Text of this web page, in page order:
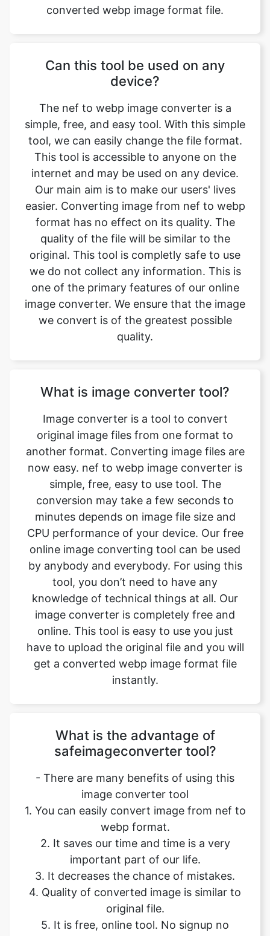
Can this tool be used on any
The nef to webp image converter is a
simple, free, and easy tool. With this simple
tool, we can easily change the file format.
This tool is accessible to anyone on the
internet and may be used on any device.
Our main aim is to make our users' lives
easier. Converting image from nef to webp
format has no effect on its quality. The
quality of the file will be similar to the
original. This tool is completly safe to use
we do not collect any information. This is
one of the primary features of our online
image converter. We ensure that the image
we convert is of the greatest possible
quality.
What is image converter tool?
original image files from one format to
another format. Converting image files are
now easy. nef to webp image converter is
simple, free, easy to use tool. The
conversion may take a few seconds to
minutes depends on image file size and
CPU performance of your device. Our free
online image converting tool can be used
by anybody and everybody. For using this
tool, you don’t need to have any
knowledge of technical things at all. Our
image converter is completely free and
online. This tool is easy to use you just
have to upload the original file and you will
get a converted webp image format file
instantly.
What is the advantage of
- There are many benefits of using this
image converter tool
1. You can easily convert image from nef to
webp format.
2. It saves our time and time is a very
important part of our life.
3. It decreases the chance of mistakes.
4. Quality of converted image is similar to
original file.
5. It is free, online tool. No signup no
installation needed.
6. Safe and secure tool.
7. It takes no time to give desired result.